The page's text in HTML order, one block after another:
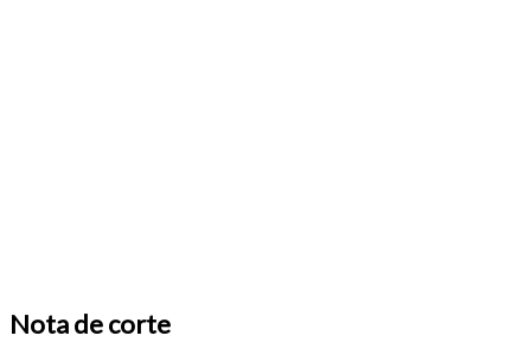
Nota de corte